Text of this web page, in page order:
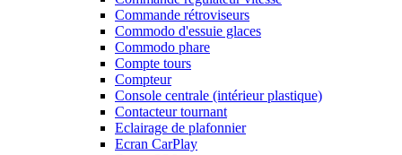
Commande rétroviseurs
Commodo d'essuie glaces
Commodo phare
Compte tours
Compteur
Console centrale (intérieur plastique)
Contacteur tournant
Eclairage de plafonnier
Ecran CarPlay